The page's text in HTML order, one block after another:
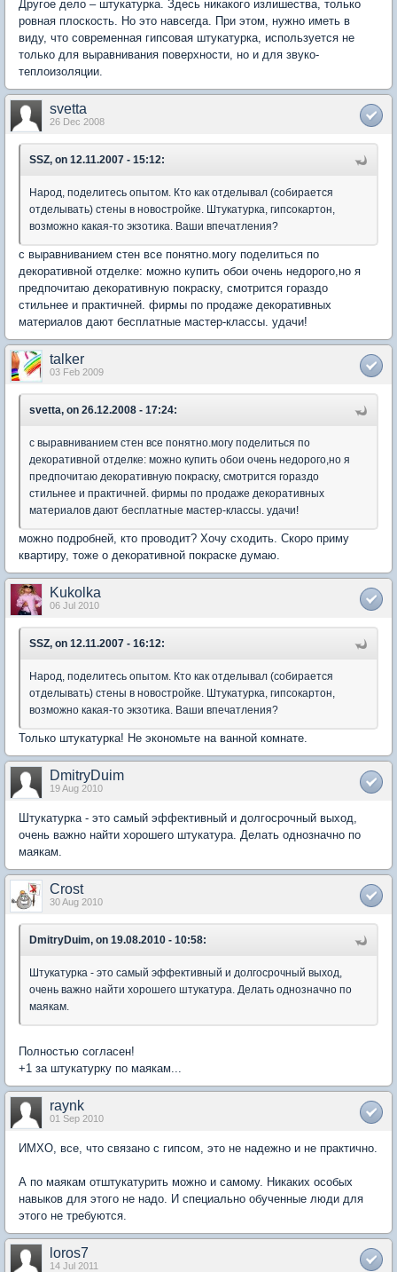
Другое дело – штукатурка. Здесь никакого излишества, только
ровная плоскость. Но это навсегда. При этом, нужно иметь в
виду, что современная гипсовая штукатурка, используется не
только для выравнивания поверхности, но и для звуко-
теплоизоляции.
svetta
26 Dec 2008
SSZ, on 12.11.2007 - 15:12:
Народ, поделитесь опытом. Кто как отделывал (собирается
отделывать) стены в новостройке. Штукатурка, гипсокартон,
возможно какая-то экзотика. Ваши впечатления?
с выравниванием стен все понятно.могу поделиться по
декоративной отделке: можно купить обои очень недорого,но я
предпочитаю декоративную покраску, смотрится гораздо
стильнее и практичней. фирмы по продаже декоративных
материалов дают бесплатные мастер-классы. удачи!
talker
03 Feb 2009
svetta, on 26.12.2008 - 17:24:
с выравниванием стен все понятно.могу поделиться по
декоративной отделке: можно купить обои очень недорого,но я
предпочитаю декоративную покраску, смотрится гораздо
стильнее и практичней. фирмы по продаже декоративных
материалов дают бесплатные мастер-классы. удачи!
можно подробней, кто проводит? Хочу сходить. Скоро приму
квартиру, тоже о декоративной покраске думаю.
Kukolka
06 Jul 2010
SSZ, on 12.11.2007 - 16:12:
Народ, поделитесь опытом. Кто как отделывал (собирается
отделывать) стены в новостройке. Штукатурка, гипсокартон,
возможно какая-то экзотика. Ваши впечатления?
Только штукатурка! Не экономьте на ванной комнате.
DmitryDuim
19 Aug 2010
Штукатурка - это самый эффективный и долгосрочный выход,
очень важно найти хорошего штукатура. Делать однозначно по
маякам.
Crost
30 Aug 2010
DmitryDuim, on 19.08.2010 - 10:58:
Штукатурка - это самый эффективный и долгосрочный выход,
очень важно найти хорошего штукатура. Делать однозначно по
маякам.
Полностью согласен!
+1 за штукатурку по маякам...
raynk
01 Sep 2010
ИМХО, все, что связано с гипсом, это не надежно и не практично.
А по маякам отштукатурить можно и самому. Никаких особых
навыков для этого не надо. И специально обученные люди для
этого не требуются.
loros7
14 Jul 2011